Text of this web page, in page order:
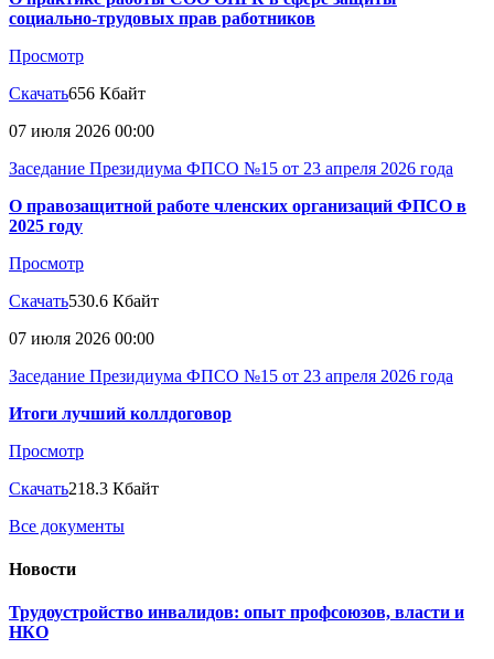
социально-трудовых прав работников
Просмотр
Скачать656 Кбайт
07 июля 2026 00:00
Заседание Президиума ФПСО №15 от 23 апреля 2026 года
О правозащитной работе членских организаций ФПСО в
2025 году
Просмотр
Скачать530.6 Кбайт
07 июля 2026 00:00
Заседание Президиума ФПСО №15 от 23 апреля 2026 года
Итоги лучший коллдоговор
Просмотр
Скачать218.3 Кбайт
Все документы
Новости
Трудоустройство инвалидов: опыт профсоюзов, власти и
НКО